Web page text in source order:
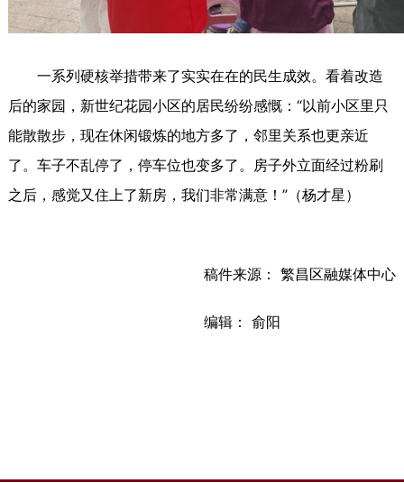
一系列硬核举措带来了实实在在的民生成效。看着改造
后的家园，新世纪花园小区的居民纷纷感慨：“以前小区里只
能散散步，现在休闲锻炼的地方多了，邻里关系也更亲近
了。车子不乱停了，停车位也变多了。房子外立面经过粉刷
之后，感觉又住上了新房，我们非常满意！”（杨才星）
稿件来源： 繁昌区融媒体中心
编辑： 俞阳